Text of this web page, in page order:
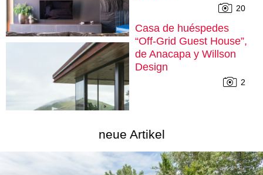
20
Casa de huéspedes
“Off-Grid Guest House”,
de Anacapa y Willson
Design
2
neue Artikel